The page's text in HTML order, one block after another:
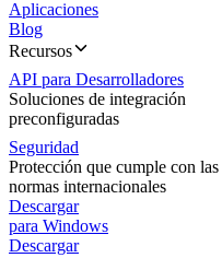
Aplicaciones
Blog
Recursos
API para Desarrolladores
Soluciones de integración
preconfiguradas
Seguridad
Protección que cumple con las
normas internacionales
Descargar
para Windows
Descargar